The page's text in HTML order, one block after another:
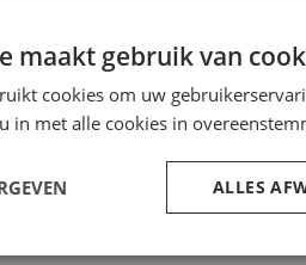
maakt gebruik van
cookies om uw
in met alle cookies in
ALLES